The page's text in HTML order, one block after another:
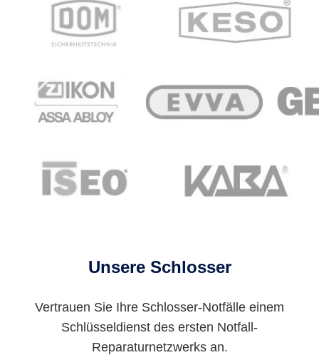
Unsere Schlosser
Vertrauen Sie Ihre Schlosser-Notfälle einem
Schlüsseldienst des ersten Notfall-
Reparaturnetzwerks an.